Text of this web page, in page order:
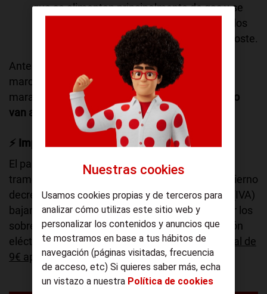
que se alimentan principalmente de gas y se
aplica a todos los tipos de energía producidos
durante el día independientemente de su coste.
Ante este escenario, el Gobierno ha puesto en
marcha un plan de medidas para paliar esta
maratón de precios, y queremos explicarte
cómo
van a afectar a tu factura de la luz:
⚡ Impuestos
El pasado 26 de junio, con la introducción de los
tramos horarios en las tarifas de energía, el Gobierno
decretó que elimpuesto sobre el valor añadido
(IVA)
bajara del 21% al 10%, con el objetivo de atenuar los
sobrecostes provenientes de la nueva tarificación
eléctrica. Esta medida supuso unahorro mensual de
9€ aprox.en la factura eléctrica.
Nuestras cookies
Usamos cookies propias y de terceros para
analizar cómo utilizas este sitio web y
personalizar los contenidos y anuncios que
te mostramos en base a tus hábitos de
navegación (páginas visitadas, frecuencia
de acceso, etc) Si quieres saber más, echa
un vistazo a nuestra Política de cookies